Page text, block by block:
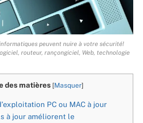
peuvent nuire à votre sécurité!
routeur, rançongiciel, Web, technologie
des matières [Masquer]
PC ou MAC à jour
à jour améliorent le